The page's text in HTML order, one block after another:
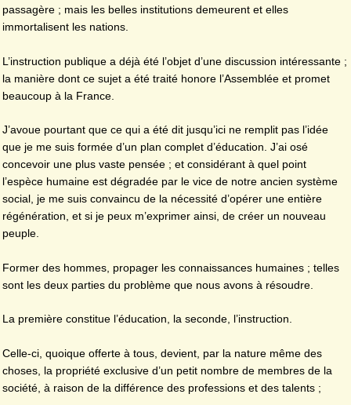
passagère ; mais les belles institutions demeurent et elles
immortalisent les nations.
L’instruction publique a déjà été l’objet d’une discussion intéressante ;
la manière dont ce sujet a été traité honore l’Assemblée et promet
beaucoup à la France.
J’avoue pourtant que ce qui a été dit jusqu’ici ne remplit pas l’idée
que je me suis formée d’un plan complet d’éducation. J’ai osé
concevoir une plus vaste pensée ; et considérant à quel point
l’espèce humaine est dégradée par le vice de notre ancien système
social, je me suis convaincu de la nécessité d’opérer une entière
régénération, et si je peux m’exprimer ainsi, de créer un nouveau
peuple.
Former des hommes, propager les connaissances humaines ; telles
sont les deux parties du problème que nous avons à résoudre.
La première constitue l’éducation, la seconde, l’instruction.
Celle-ci, quoique offerte à tous, devient, par la nature même des
choses, la propriété exclusive d’un petit nombre de membres de la
société, à raison de la différence des professions et des talents ;